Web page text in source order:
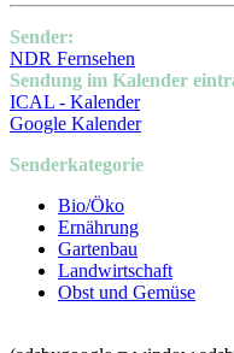
Sender:
NDR Fernsehen
Sendung im Kalender
ICAL - Kalender
Google Kalender
Senderkategorie
Bio/Öko
Ernährung
Gartenbau
Landwirtschaft
Obst und Gemüse